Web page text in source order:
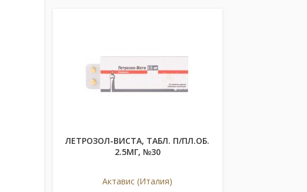
ЛЕТРОЗОЛ-ВИСТА, ТАБЛ. П/ПЛ.ОБ.
2.5МГ, №30
Актавис (Италия)